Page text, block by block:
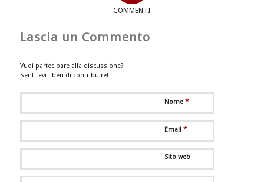
COMMENTI
Lascia un Commento
Vuoi partecipare alla discussione?
Sentitevi liberi di contribuire!
Nome *
Email *
Sito web